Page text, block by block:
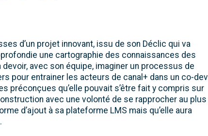
d’un projet innovant, issu de son Déclic qui va
une cartographie des connaissances des
avec son équipe, imaginer un processus de
pour entrainer les acteurs de canal+ dans un co-dev
préconçues qu’elle pouvait s’être fait y compris sur
avec une volonté de se rapprocher au plus
d’ajout à sa plateforme LMS mais qu’elle aura